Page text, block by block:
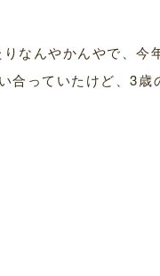
なんやかんやで、
合っていたけど、3